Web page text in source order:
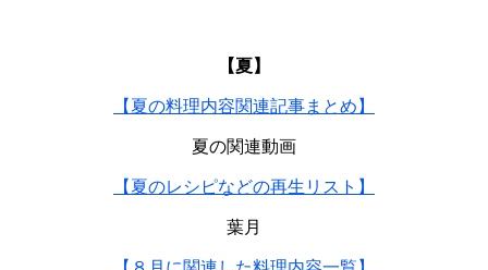
【夏】
【夏の料理内容関連記事まとめ】
夏の関連動画
【夏のレシピなどの再生リスト】
葉月